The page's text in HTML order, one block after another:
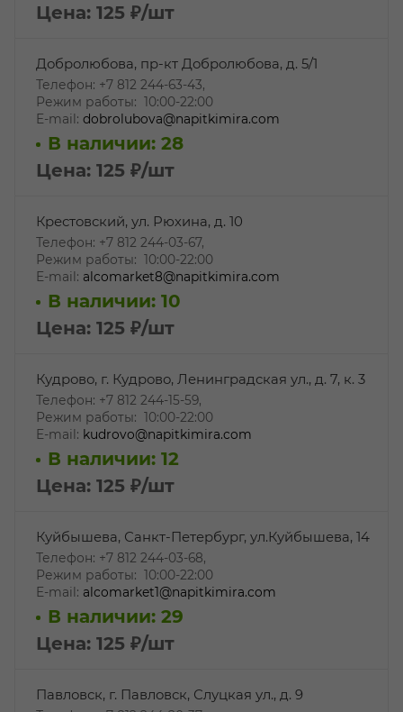
Цена: 125 ₽/шт
Добролюбова, пр-кт Добролюбова, д. 5/1
Телефон: +7 812 244-63-43,
Режим работы: 10:00-22:00
E-mail: dobrolubova@napitkimira.com
В наличии: 28
Цена: 125 ₽/шт
Крестовский, ул. Рюхина, д. 10
Телефон: +7 812 244-03-67,
Режим работы: 10:00-22:00
E-mail: alcomarket8@napitkimira.com
В наличии: 10
Цена: 125 ₽/шт
Кудрово, г. Кудрово, Ленинградская ул., д. 7, к. 3
Телефон: +7 812 244-15-59,
Режим работы: 10:00-22:00
E-mail: kudrovo@napitkimira.com
В наличии: 12
Цена: 125 ₽/шт
Куйбышева, Санкт-Петербург, ул.Куйбышева, 14
Телефон: +7 812 244-03-68,
Режим работы: 10:00-22:00
E-mail: alcomarket1@napitkimira.com
В наличии: 29
Цена: 125 ₽/шт
Павловск, г. Павловск, Слуцкая ул., д. 9